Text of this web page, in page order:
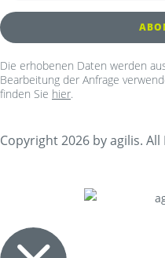
Die erhobenen Daten werden
Bearbeitung der Anfrage
finden Sie hier.
Copyright 2026 by agilis.